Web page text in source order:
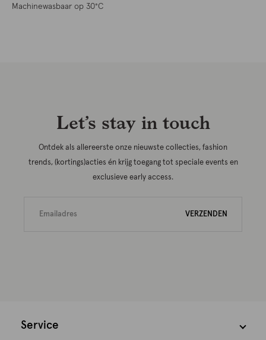
Machinewasbaar op 30°C
Let’s stay in touch
Ontdek als allereerste onze nieuwste collecties, fashion
trends, (kortings)acties én krijg toegang tot speciale events en
exclusieve early access.
VERZENDEN
Service